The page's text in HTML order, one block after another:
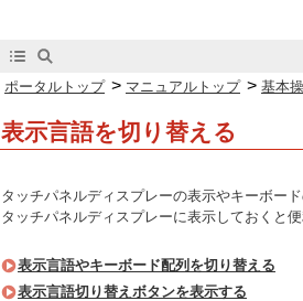
ポータルトップ > マニュアルトップ > 基本
表示言語を切り替える
タッチパネルディスプレーの表示やキーボー
タッチパネルディスプレーに表示しておくと便
表示言語やキーボード配列を切り替える
表示言語切り替えボタンを表示する